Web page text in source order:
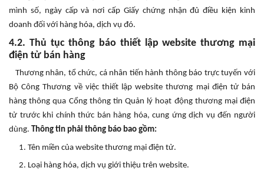
mình số, ngày cấp và nơi cấp Giấy chứng nhận đủ điều kiện kinh
doanh đối với hàng hóa, dịch vụ đó.
4.2. Thủ tục thông báo thiết lập website thương mại
điện tử bán hàng
Thương nhân, tổ chức, cá nhân tiến hành thông báo trực tuyến với
Bộ Công Thương về việc thiết lập website thương mại điện tử bán
hàng thông qua Cổng thông tin Quản lý hoạt động thương mại điện
tử trước khi chính thức bán hàng hóa, cung ứng dịch vụ đến người
dùng. Thông tin phải thông báo bao gồm:
Tên miền của website thương mại điện tử.
Loại hàng hóa, dịch vụ giới thiệu trên website.